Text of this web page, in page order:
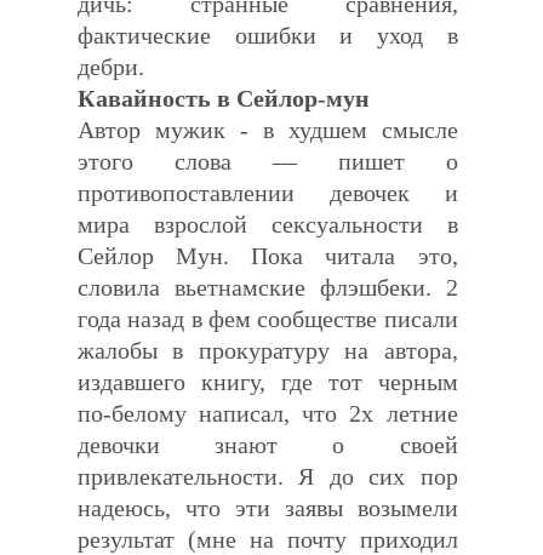
фактические ошибки и уход в
дебри.
Кавайность в Сейлор-мун
Автор мужик - в худшем смысле
этого слова — пишет о
противопоставлении девочек и
мира взрослой сексуальности в
Сейлор Мун. Пока читала это,
словила вьетнамские флэшбеки. 2
года назад в фем сообществе писали
жалобы в прокуратуру на автора,
издавшего книгу, где тот черным
по-белому написал, что 2х летние
девочки знают о своей
привлекательности. Я до сих пор
надеюсь, что эти заявы возымели
результат (мне на почту приходил